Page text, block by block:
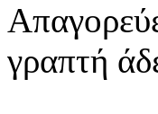
γραπτή